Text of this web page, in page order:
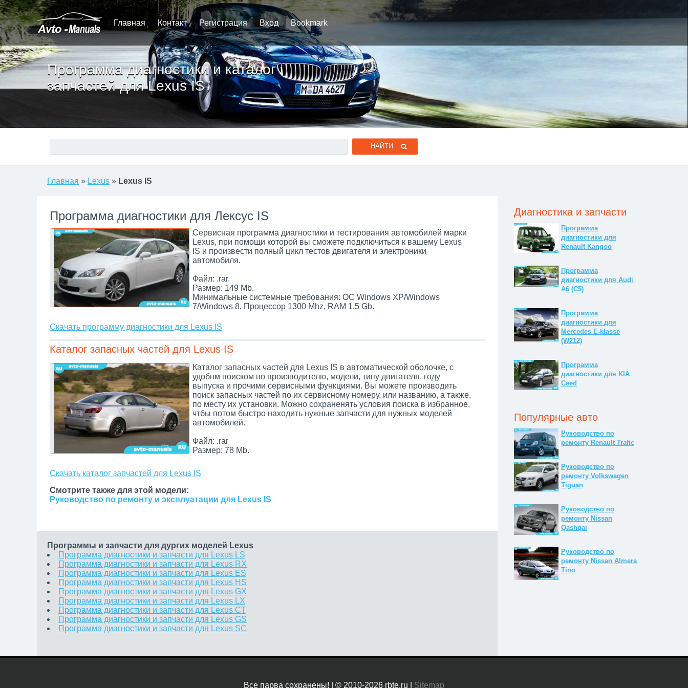
Главная Контакт Регистрация Вход Bookmark
Программа диагностики и каталог
запчастей для Lexus IS
Главная » Lexus » Lexus IS
Программа диагностики для Лексус IS
Сервисная программа диагностики и тестирования автомобилей марки
Lexus, при помощи которой вы сможете подключиться к вашему Lexus
IS и произвести полный цикл тестов двигателя и электроники
автомобиля.
Файл: .rar.
Размер: 149 Mb.
Минимальные системные требования: ОС Windows XP/Windows
7/Windows 8, Процессор 1300 Mhz, RAM 1.5 Gb.
Скачать программу диагностики для Lexus IS
Каталог запасных частей для Lexus IS
Каталог запасных частей для Lexus IS в автоматической оболочке, с
удобнм поиском по производителю, модели, типу двигателя, году
выпуска и прочими сервисными функциями. Вы можете производить
поиск запасных частей по их сервисному номеру, или названию, а также,
по месту их установки. Можно сохраненять условия поиска в избранное,
чтбы потом быстро находить нужные запчасти для нужных моделей
автомобилей.
Файл: .rar
Размер: 78 Mb.
Скачать каталог запчастей для Lexus IS
Смотрите также для этой модели:
Руководство по ремонту и эксплуатации для Lexus IS
Программы и запчасти для дургих моделей Lexus
Программа диагностики и запчасти для Lexus LS
Программа диагностики и запчасти для Lexus RX
Программа диагностики и запчасти для Lexus ES
Программа диагностики и запчасти для Lexus HS
Программа диагностики и запчасти для Lexus GX
Программа диагностики и запчасти для Lexus LX
Программа диагностики и запчасти для Lexus CT
Программа диагностики и запчасти для Lexus GS
Программа диагностики и запчасти для Lexus SC
Диагностика и запчасти
Программа
диагностики для
Renault Kangoo
Программа
диагностики для Audi
A6 (C5)
Программа
диагностики для
Mercedes E-klasse
(W212)
Программа
диагностики для KIA
Ceed
Популярные авто
Руководство по
ремонту Renault Trafic
Руководство по
ремонту Volkswagen
Tiguan
Руководство по
ремонту Nissan
Qashqai
Руководство по
ремонту Nissan Almera
Tino
Все парва сохранены! | © 2010-2026 rbte.ru | Sitemap